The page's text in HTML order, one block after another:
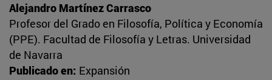
Alejandro Martínez Carrasco
Profesor del Grado en Filosofía, Política y Economía
(PPE). Facultad de Filosofía y Letras. Universidad
de Navarra
Publicado en: Expansión